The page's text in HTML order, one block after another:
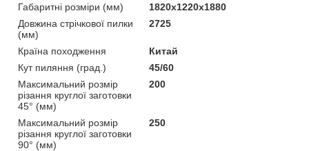
Габаритні розміри (мм)
1820х1220х1880
Довжина стрічкової пилки
(мм)
2725
Країна походження
Китай
Кут пиляння (град.)
45/60
Максимальний розмір
різання круглої заготовки
45° (мм)
200
Максимальний розмір
різання круглої заготовки
90° (мм)
250